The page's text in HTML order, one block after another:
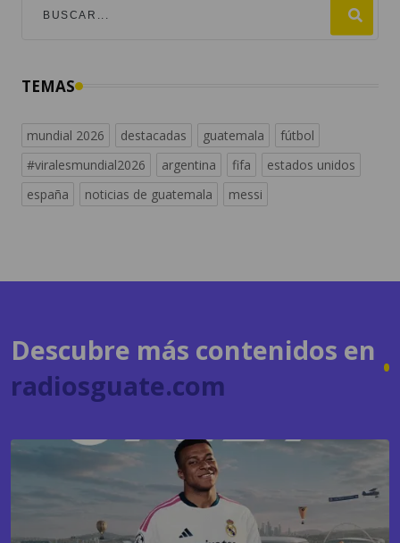
mundial 2026
españa
noticias de guatemala messi
radiosguate.com